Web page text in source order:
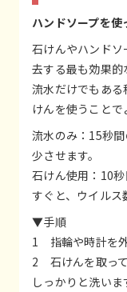
ハンドソープを使
石けんやハンド
去する最も効果的
流水だけでもあ
けんを使うことで
流水のみ：15秒
少させます。
石けん使用：10
すぐと、ウイルス
▼手順
1 指輪や時計を外
2 石けんを取っ
しっかりと洗いま